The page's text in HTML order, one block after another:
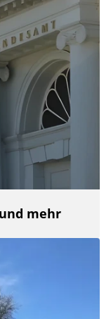
mehr